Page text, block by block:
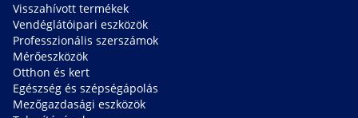
Visszahívott termékek
Vendéglátóipari eszközök
Professzionális szerszámok
Mérőeszközök
Otthon és kert
Egészség és szépségápolás
Mezőgazdasági eszközök